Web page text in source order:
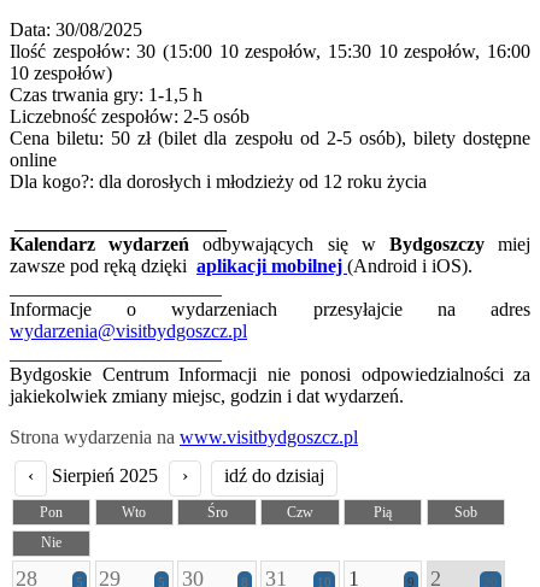
Data: 30/08/2025
Ilość zespołów: 30 (15:00 10 zespołów, 15:30 10 zespołów, 16:00
10 zespołów)
Czas trwania gry: 1-1,5 h
Liczebność zespołów: 2-5 osób
Cena biletu: 50 zł (bilet dla zespołu od 2-5 osób), bilety dostępne
online
Dla kogo?: dla dorosłych i młodzieży od 12 roku życia
Kalendarz wydarzeńodbywających się w Bydgoszczymiej
zawsze pod ręką dzięki aplikacji mobilnej (Android i iOS).
Informacje o wydarzeniach przesyłajcie na adres
wydarzenia@visitbydgoszcz.pl
Bydgoskie Centrum Informacji nie ponosi odpowiedzialności za
jakiekolwiek zmiany miejsc, godzin i dat wydarzeń.
Strona wydarzenia na www.visitbydgoszcz.pl
‹
Sierpień 2025 › idź do dzisiaj
Pon Wto Śro Czw Pią
Sob
Nie
28 5 29 5 30 8 31 10 1 9 2 20